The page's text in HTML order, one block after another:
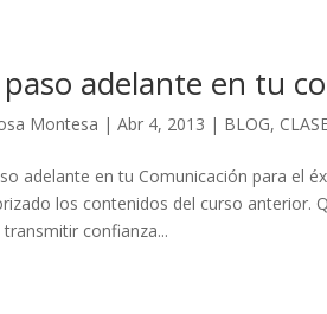
adelante en tu
Montesa |Abr 4, 2013 | BLOG,
adelante en tu Comunicación para el
los contenidos del curso anterior.
transmitir confianza...